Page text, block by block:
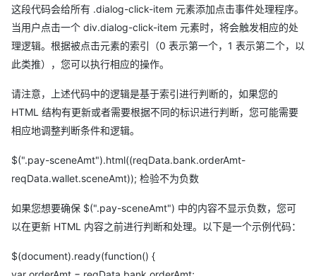
这段代码会给所有 .dialog-click-item 元素添加点击事件处理程序。
当用户点击一个 div.dialog-click-item 元素时，将会触发相应的处
理逻辑。根据被点击元素的索引（0 表示第一个，1 表示第二个，以
此类推），您可以执行相应的操作。
请注意，上述代码中的逻辑是基于索引进行判断的，如果您的
HTML 结构有更新或者需要根据不同的标识进行判断，您可能需要
相应地调整判断条件和逻辑。
$(".pay-sceneAmt").html((reqData.bank.orderAmt-
reqData.wallet.sceneAmt)); 检验不为负数
如果您想要确保 $(".pay-sceneAmt") 中的内容不显示负数，您可
以在更新 HTML 内容之前进行判断和处理。以下是一个示例代码：
$(document).ready(function() {